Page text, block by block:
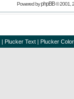
Powered byphpBB© 2001,
| Plucker Text | Plucker Color